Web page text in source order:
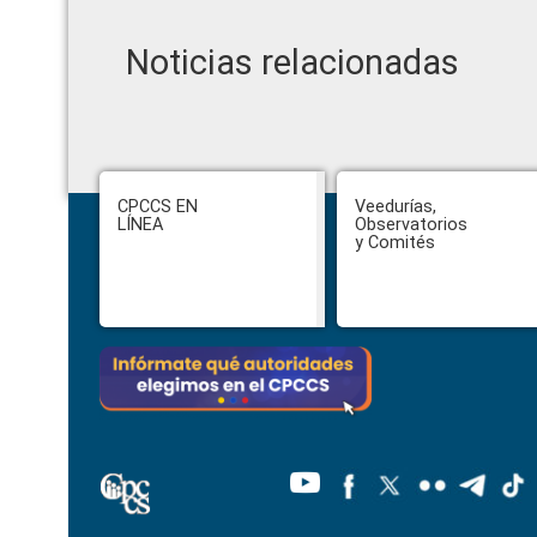
Noticias relacionadas
Footer
CPCCS EN
LÍNEA
Veedurías,
Observatorios
y Comités